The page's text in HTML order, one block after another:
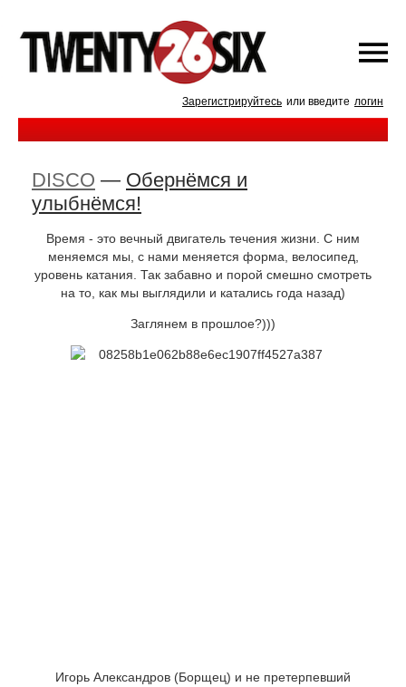
Зарегистрируйтесь или введите логин
DISCO — Обернёмся и
улыбнёмся!
Время - это вечный двигатель течения жизни. С ним
меняемся мы, с нами меняется форма, велосипед,
уровень катания. Так забавно и порой смешно смотреть
на то, как мы выглядили и катались года назад)
Заглянем в прошлое?)))
Игорь Александров (Борщец) и не претерпевший